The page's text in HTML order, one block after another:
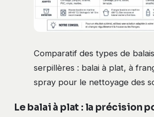
Comparatif des types de balais
serpillères : balai à plat, à
spray pour le nettoyage des
Le balai à plat : la précision